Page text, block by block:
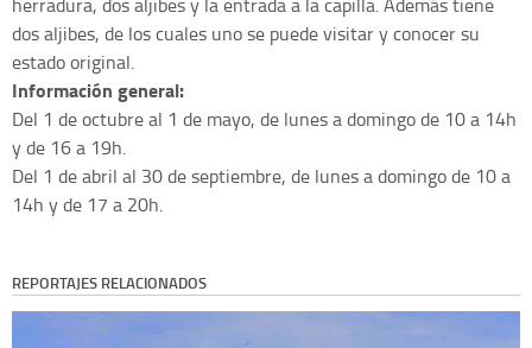
dos aljibes, de los cuales uno se puede visitar y conocer su
estado original.
Información general:
Del 1 de octubre al 1 de mayo, de lunes a domingo de 10 a 14h
y de 16 a 19h.
Del 1 de abril al 30 de septiembre, de lunes a domingo de 10 a
14h y de 17 a 20h.
REPORTAJES RELACIONADOS